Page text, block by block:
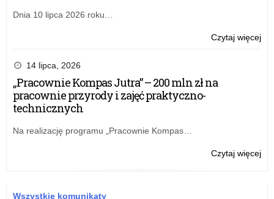
Dnia 10 lipca 2026 roku…
Czytaj więcejo:
14 lipca, 2026
„Pracownie Kompas Jutra” – 200 mln zł na
pracownie przyrody i zajęć praktyczno-
technicznych
Na realizację programu „Pracownie Kompas…
Czytaj więcejo:
Wszystkie komunikaty